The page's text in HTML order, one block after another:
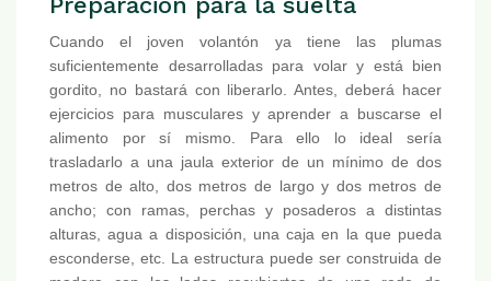
Cuando el joven volantón ya tiene las plumas
suficientemente desarrolladas para volar y está bien
gordito, no bastará con liberarlo. Antes, deberá hacer
ejercicios para musculares y aprender a buscarse el
alimento por sí mismo. Para ello lo ideal sería
trasladarlo a una jaula exterior de un mínimo de dos
metros de alto, dos metros de largo y dos metros de
ancho; con ramas, perchas y posaderos a distintas
alturas, agua a disposición, una caja en la que pueda
esconderse, etc. La estructura puede ser construida de